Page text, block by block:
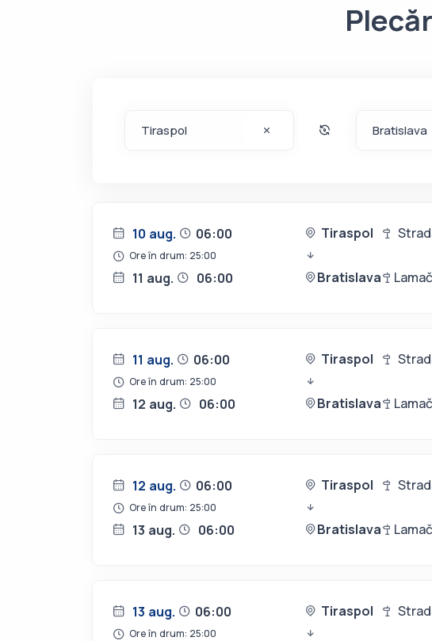
10 aug. 06:00 Tiraspol
Ore în drum: 25:00
11 aug. 06:00 Bratislava
11 aug. 06:00 Tiraspol
Ore în drum: 25:00
12 aug. 06:00 Bratislava
12 aug. 06:00 Tiraspol
Ore în drum: 25:00
13 aug. 06:00 Bratislava
13 aug. 06:00 Tiraspol
Ore în drum: 25:00